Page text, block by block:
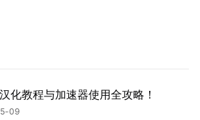
化教程与加速器使用全攻略！
09